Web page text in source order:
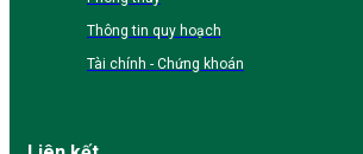
Thông tin quy hoạch
Tài chính - Chứng khoán